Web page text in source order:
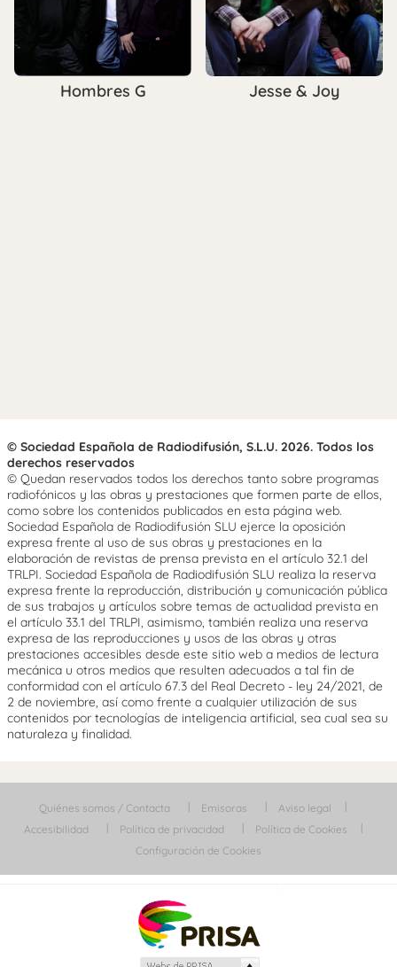
Hombres G Jesse & Joy
© Sociedad Española de Radiodifusión, S.L.U. 2026. Todos los
derechos reservados
© Quedan reservados todos los derechos tanto sobre programas
radiofónicos y las obras y prestaciones que formen parte de ellos,
como sobre los contenidos publicados en esta página web.
Sociedad Española de Radiodifusión SLU ejerce la oposición
expresa frente al uso de sus obras y prestaciones en la
elaboración de revistas de prensa prevista en el artículo 32.1 del
TRLPI. Sociedad Española de Radiodifusión SLU realiza la reserva
expresa frente la reproducción, distribución y comunicación pública
de sus trabajos y artículos sobre temas de actualidad prevista en
el artículo 33.1 del TRLPI, asimismo, también realiza una reserva
expresa de las reproducciones y usos de las obras y otras
prestaciones accesibles desde este sitio web a medios de lectura
mecánica u otros medios que resulten adecuados a tal fin de
conformidad con el artículo 67.3 del Real Decreto - ley 24/2021, de
2 de noviembre, así como frente a cualquier utilización de sus
contenidos por tecnologías de inteligencia artificial, sea cual sea su
naturaleza y finalidad.
Quiénes somos / Contacta Emisoras
Aviso legal
Accesibilidad
Política de privacidad
Política de Cookies
Configuración de Cookies